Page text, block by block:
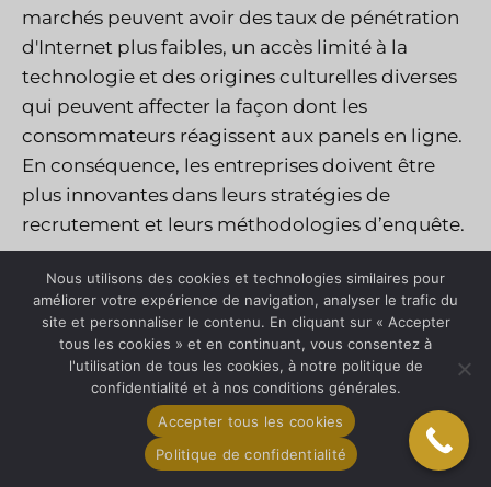
marchés peuvent avoir des taux de pénétration
d'Internet plus faibles, un accès limité à la
technologie et des origines culturelles diverses
qui peuvent affecter la façon dont les
consommateurs réagissent aux panels en ligne.
En conséquence, les entreprises doivent être
plus innovantes dans leurs stratégies de
recrutement et leurs méthodologies d’enquête.
Malgré ces défis, les marchés émergents offrent
d’importantes opportunités car ils se
caractérisent souvent par une croissance rapide,
des comportements de consommation
changeants et un potentiel inexploité, ce qui en
fait un terrain fertile pour des études de marché
approfondies.
Nous utilisons des cookies et technologies similaires pour
améliorer votre expérience de navigation, analyser le trafic du
site et personnaliser le contenu. En cliquant sur « Accepter
tous les cookies » et en continuant, vous consentez à
l'utilisation de tous les cookies, à notre politique de
confidentialité et à nos conditions générales.
Accepter tous les cookies
Politique de confidentialité